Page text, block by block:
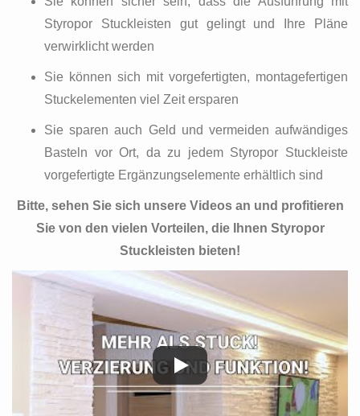
Styropor Stuckleisten gut gelingt und Ihre Pläne
verwirklicht werden
Sie können sich mit vorgefertigten, montagefertigen
Stuckelementen viel Zeit ersparen
Sie sparen auch Geld und vermeiden aufwändiges
Basteln vor Ort, da zu jedem Styropor Stuckleiste
vorgefertigte Ergänzungselemente erhältlich sind
Bitte, sehen Sie sich unsere Videos an und profitieren
Sie von den vielen Vorteilen, die Ihnen Styropor
Stuckleisten bieten!